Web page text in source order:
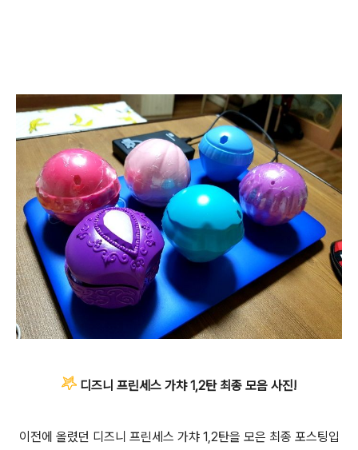
디즈니 프린세스 가챠 1,2탄 최종 모음 사진!
이전에 올렸던 디즈니 프린세스 가챠 1,2탄을 모은 최종 포스팅입